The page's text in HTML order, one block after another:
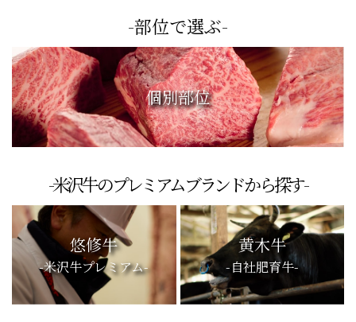
-部位で選ぶ-
個別部位
-米沢牛のプレミアムブランドから探す-
悠修牛
-米沢牛プレミアム-
黄木牛
-自社肥育牛-